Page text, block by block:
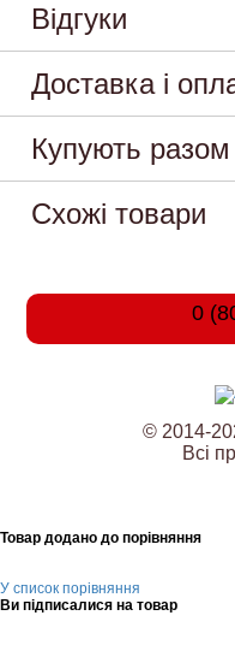
Відгуки
Доставка і
Купують разом
Схожі товари
0
© 2014-
Всі
Товар додано до порівняння
У список порівняння
Ви підписалися на товар